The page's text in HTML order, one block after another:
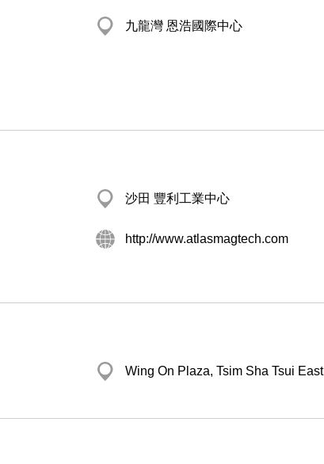
九龍灣 恩浩國際中心
沙田 豐利工業中心
http://www.atlasmagtech.com
Wing On Plaza, Tsim Sha Tsui East